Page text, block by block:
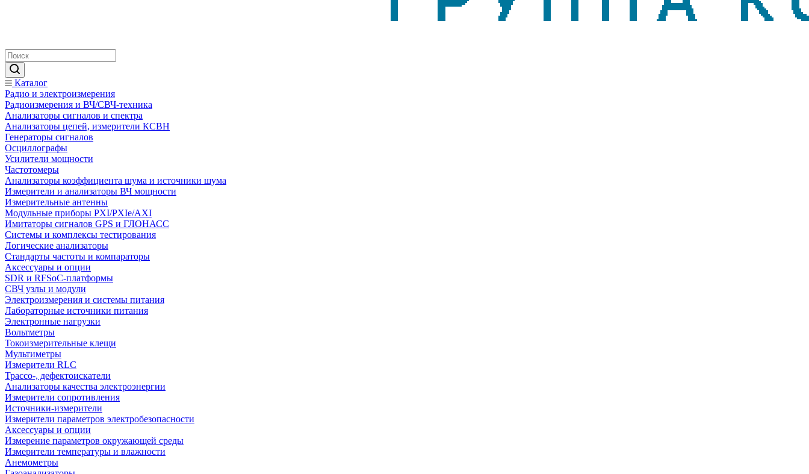
Каталог
Радио и электроизмерения
Радиоизмерения и ВЧ/СВЧ-техника
Анализаторы сигналов и спектра
Анализаторы цепей, измерители КСВН
Генераторы сигналов
Осциллографы
Усилители мощности
Частотомеры
Анализаторы коэффициента шума и источники шума
Измерители и анализаторы ВЧ мощности
Измерительные антенны
Модульные приборы PXI/PXIe/AXI
Имитаторы сигналов GPS и ГЛОНАСС
Системы и комплексы тестирования
Логические анализаторы
Стандарты частоты и компараторы
Аксессуары и опции
SDR и RFSoC‑платформы
СВЧ узлы и модули
Электроизмерения и системы питания
Лабораторные источники питания
Электронные нагрузки
Вольтметры
Токоизмерительные клещи
Мультиметры
Измерители RLC
Трассо-, дефектоискатели
Анализаторы качества электроэнергии
Измерители сопротивления
Источники-измерители
Измерители параметров электробезопасности
Аксессуары и опции
Измерение параметров окружающей среды
Измерители температуры и влажности
Анемометры